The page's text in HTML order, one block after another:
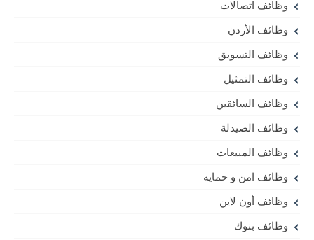
وظائف اتصالات
وظائف الأردن
وظائف التسويق
وظائف التمثيل
وظائف السائقين
وظائف الصيدلة
وظائف المبيعات
وظائف امن و حمايه
وظائف أون لاين
وظائف بنوك